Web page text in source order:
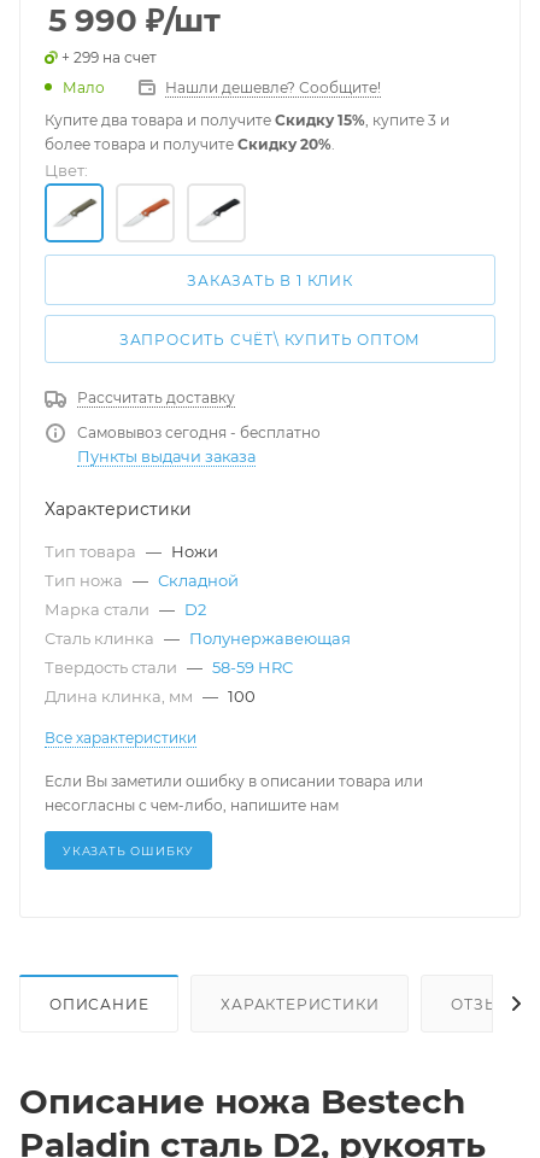
5 990 ₽/шт
+ 299 на счет
Мало
Нашли дешевле? Сообщите!
Купите два товара и получите Скидку 15%, купите 3 и
более товара и получите Скидку 20%.
Цвет:
ЗАКАЗАТЬ В 1 КЛИК
ЗАПРОСИТЬ СЧЁТ\ КУПИТЬ ОПТОМ
Рассчитать доставку
Самовывоз сегодня - бесплатно
Пункты выдачи заказа
Характеристики
Тип товара — Ножи
Тип ножа — Складной
Марка стали — D2
Сталь клинка — Полунержавеющая
Твердость стали — 58-59 HRC
Длина клинка, мм — 100
Все характеристики
Если Вы заметили ошибку в описании товара или
несогласны с чем-либо, напишите нам
УКАЗАТЬ ОШИБКУ
ОПИСАНИЕ ХАРАКТЕРИСТИКИ ОТЗЫВЫ
Описание ножа Bestech
Paladin сталь D2, рукоять